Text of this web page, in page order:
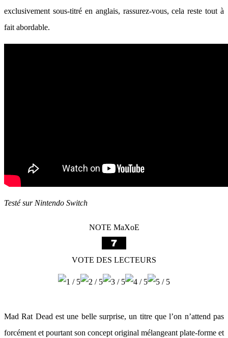
exclusivement sous-titré en anglais, rassurez-vous, cela reste tout à
fait abordable.
Testé sur Nintendo Switch
NOTE MaXoE
VOTE DES LECTEURS
Mad Rat Dead est une belle surprise, un titre que l’on n’attend pas
forcément et pourtant son concept original mélangeant plate-forme et